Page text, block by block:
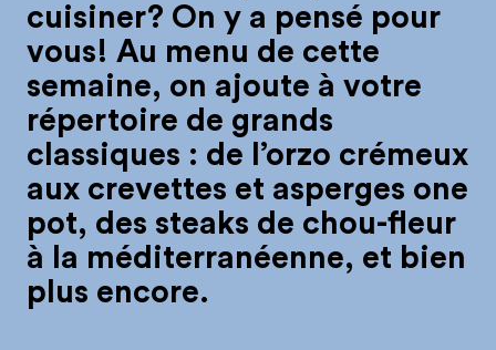
cuisiner? On y a pensé pour
vous! Au menu de cette
semaine, on ajoute à votre
répertoire de grands
classiques : de l’orzo crémeux
aux crevettes et asperges one
pot, des steaks de chou-fleur
à la méditerranéenne, et bien
plus encore.